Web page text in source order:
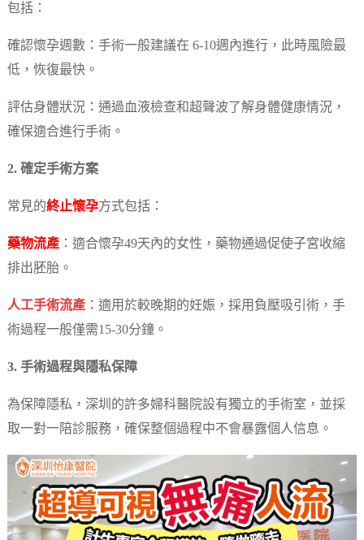
包括：
確認懷孕週數：手術一般建議在 6-10週內進行，此時風險最
低，恢復最快。
評估身體狀況：通過血液檢查和超聲波了解身體健康情況，
確保適合進行手術。
2. 確定手術方案
常見的終止懷孕方式包括：
藥物流產：適合懷孕49天內的女性，藥物通過促使子宮收縮
排出胚胎。
人工手術流產：適用於較晚期的妊娠，採用負壓吸引術，手
術過程一般僅需15-30分鐘。
3. 手術過程與隱私保障
為保障隱私，深圳的許多婦科醫院設有獨立的手術室，並採
取一對一陪診服務，確保整個過程中不會暴露個人信息。